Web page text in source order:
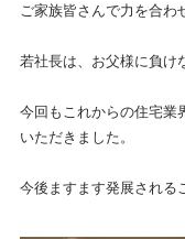
ご家族皆さんで力を合わ
若社長は、お父様に負け
今回もこれからの住宅業
いただきました。
今後ますます発展される